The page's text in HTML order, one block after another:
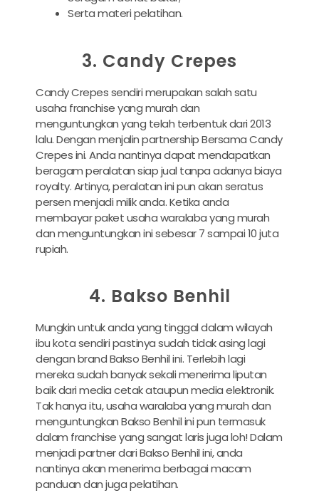
Serta materi pelatihan.
3. Candy Crepes
Candy Crepes sendiri merupakan salah satu
usaha franchise yang murah dan
menguntungkan yang telah terbentuk dari 2013
lalu. Dengan menjalin partnership Bersama Candy
Crepes ini. Anda nantinya dapat mendapatkan
beragam peralatan siap jual tanpa adanya biaya
royalty. Artinya, peralatan ini pun akan seratus
persen menjadi milik anda. Ketika anda
membayar paket usaha waralaba yang murah
dan menguntungkan ini sebesar 7 sampai 10 juta
rupiah.
4. Bakso Benhil
Mungkin untuk anda yang tinggal dalam wilayah
ibu kota sendiri pastinya sudah tidak asing lagi
dengan brand Bakso Benhil ini. Terlebih lagi
mereka sudah banyak sekali menerima liputan
baik dari media cetak ataupun media elektronik.
Tak hanya itu, usaha waralaba yang murah dan
menguntungkan Bakso Benhil ini pun termasuk
dalam franchise yang sangat laris juga loh! Dalam
menjadi partner dari Bakso Benhil ini, anda
nantinya akan menerima berbagai macam
panduan dan juga pelatihan.